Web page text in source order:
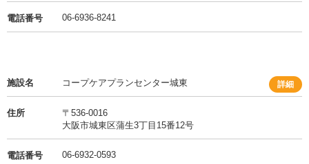
電話番号 06-6936-8241
施設名 コープケアプランセンター城東 詳細
住所
〒536-0016
大阪市城東区蒲生3丁目15番12号
電話番号 06-6932-0593